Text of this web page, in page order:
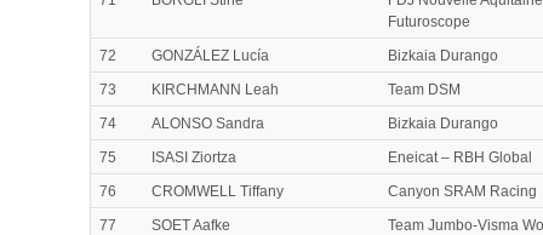
Futuroscope
72
GONZÁLEZ Lucía
Bizkaia Durango
73
KIRCHMANN Leah
Team DSM
74
ALONSO Sandra
Bizkaia Durango
75
ISASI Ziortza
Eneicat – RBH Global
76
CROMWELL Tiffany
Canyon SRAM Racing
77
SOET Aafke
Team Jumbo-Visma